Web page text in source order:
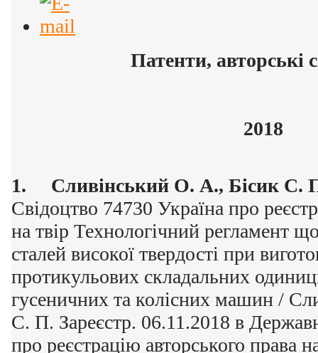
Патенти, авторські
2018
1. Сливінський О. А., Бісик С.
Свідоцтво 74730 Україна про
на твір Технологічний регламент
сталей високої твердості при
протикульових складальних
гусеничних та колісних машин /
С. П. Зареєстр. 06.11.2018 в
про реєстрацію авторського права